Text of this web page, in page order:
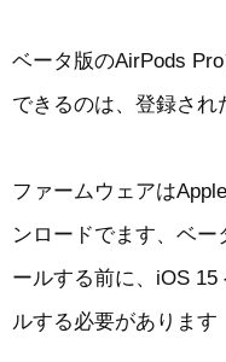
ベータ版のAirPods
できるのは、登録され
ファームウェアは
ンロードでます、ベー
ールする前に、iOS
ルする必要があります